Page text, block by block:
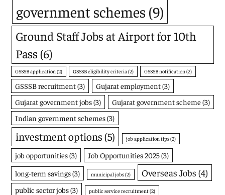
government schemes (9)
Ground Staff Jobs at Airport for 10th
Pass (6)
GSSSB application (2) GSSSB eligibility criteria(2) GSSSB notification (2)
GSSSB recruitment(3) Gujarat employment(3)
Gujarat government jobs(3) Gujarat government scheme(3)
Indian government schemes(3)
investment options(5) job application tips(2)
job opportunities(3) Job Opportunities 2025(3)
long-term savings(3) municipal jobs(2) Overseas Jobs (4)
public sector jobs(3) public service recruitment (2)